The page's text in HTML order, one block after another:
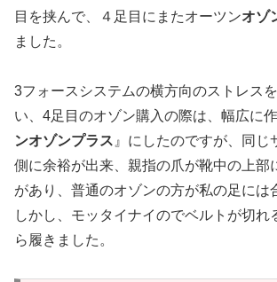
目を挟んで、４足目にまたオーツンオゾ
ました。
3フォースシステムの横方向のストレス
い、4足目のオゾン購入の際は、幅広に
ンオゾンプラス 』にしたのですが、同じ
側に余裕が出来、親指の爪が靴中の上部
があり、普通のオゾンの方が私の足には
しかし、モッタイナイのでベルトが切れ
ら履きました。